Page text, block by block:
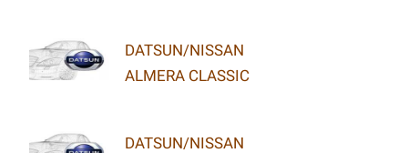
DATSUN/NISSAN
ALMERA CLASSIC
DATSUN/NISSAN